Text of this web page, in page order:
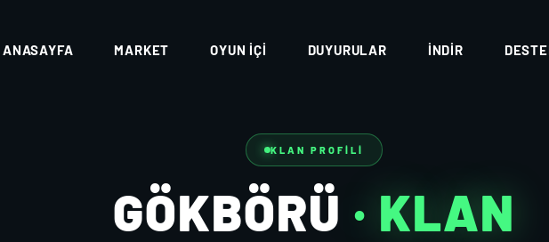
ANASAYFA MARKET OYUN İÇI DUYURULAR İNDIR
KLAN PROFILI
GÖKBÖRÜ · KLAN